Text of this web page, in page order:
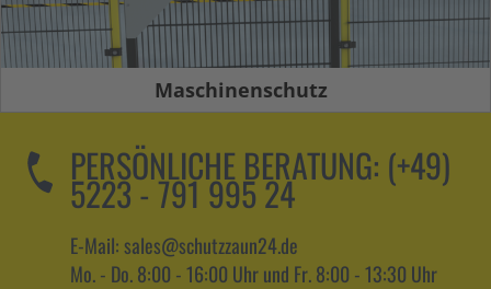
Maschinenschutz
PERSÖNLICHE BERATUNG: (+49)
5223 - 791 995 24
E-Mail: sales@schutzzaun24.de
Mo. - Do. 8:00 - 16:00 Uhr und Fr. 8:00 - 13:30 Uhr